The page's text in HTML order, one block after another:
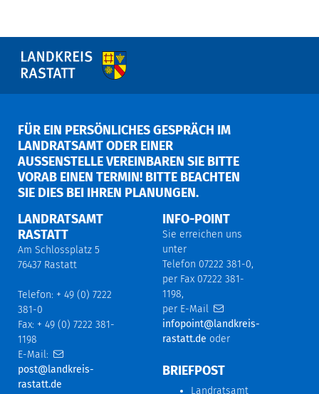
FÜR EIN PERSÖNLICHES GESPRÄCH IM
LANDRATSAMT ODER EINER
AUSSENSTELLE VEREINBAREN SIE BITTE V
ORAB EINEN TERMIN! BITTE BEACHTEN S
IE DIES BEI IHREN PLANUNGEN.
LANDRATSAMT
RASTATT
Am Schlossplatz 5
76437 Rastatt
Telefon: + 49 (0) 7222
381-0
Fax: + 49 (0) 7222 381-
1198
E-Mail:
post@landkreis-
rastatt.de
INFO-POINT
Sie erreichen uns
unter
Telefon 07222 381-0,
per Fax 07222 381-
1198,
per E-Mail
infopoint@landkreis-
rastatt.de oder
BRIEFPOST
Landratsamt